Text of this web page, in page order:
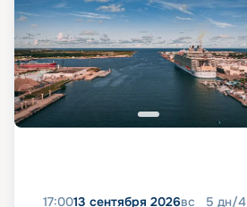
17:0013 сентября 2026вс 5 дн/4